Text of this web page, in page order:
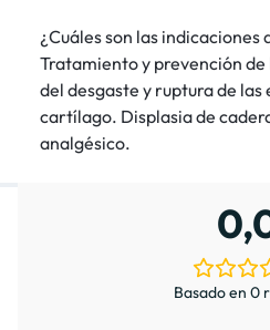
¿Cuáles son las indicaciones
Tratamiento y prevención
del desgaste y ruptura de las
cartílago. Displasia de
analgésico.
Basado en 0